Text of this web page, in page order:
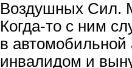
Воздушных Сил.
Когда-то с ним
в
инвалидом и